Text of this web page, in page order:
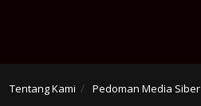
Tentang Kami Pedoman Media Siber